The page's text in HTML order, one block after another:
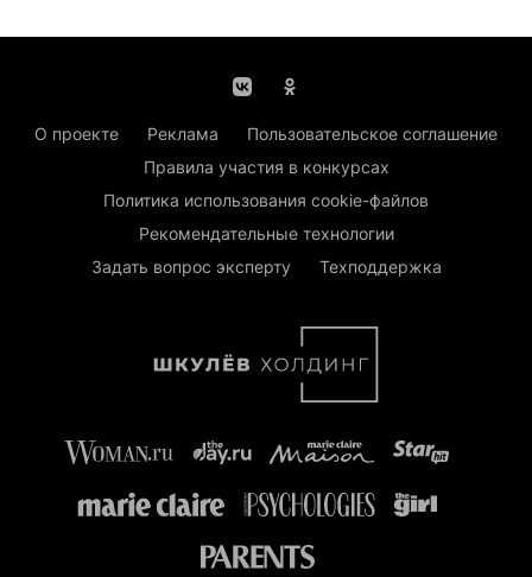
О проекте Реклама
Пользовательское соглашение
Правила участия в конкурсах
Политика использования cookie-файлов
Рекомендательные технологии
Задать вопрос эксперту
Техподдержка